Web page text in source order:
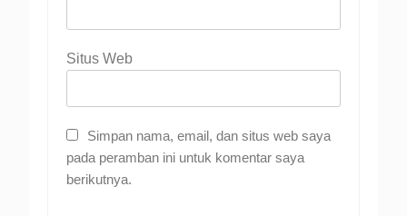
Situs Web
Simpan nama, email, dan situs web saya
pada peramban ini untuk komentar saya
berikutnya.